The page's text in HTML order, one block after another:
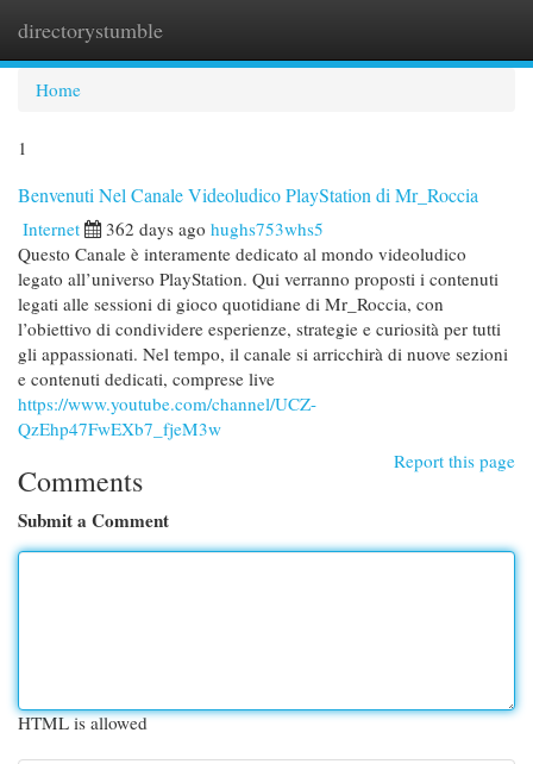
directorystumble
Home
1
Benvenuti Nel Canale Videoludico PlayStation di Mr_Roccia
Internet 362 days ago hughs753whs5
Questo Canale è interamente dedicato al mondo videoludico
legato all’universo PlayStation. Qui verranno proposti i contenuti
legati alle sessioni di gioco quotidiane di Mr_Roccia, con
l’obiettivo di condividere esperienze, strategie e curiosità per tutti
gli appassionati. Nel tempo, il canale si arricchirà di nuove sezioni
e contenuti dedicati, comprese live
https://www.youtube.com/channel/UCZ-
QzEhp47FwEXb7_fjeM3w
Report this page
Comments
Submit a Comment
HTML is allowed